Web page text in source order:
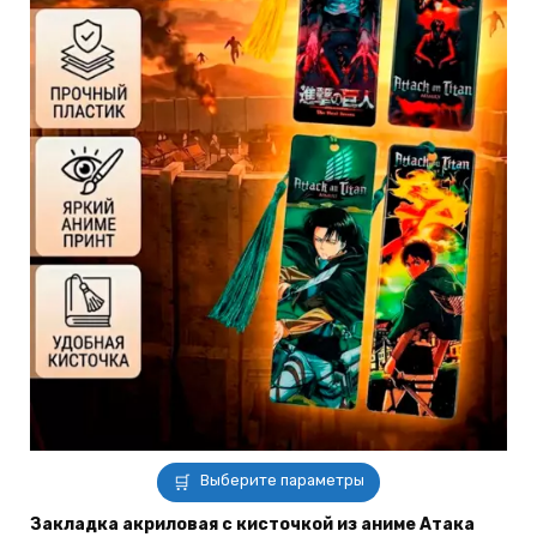
Выберите параметры
Этот
товар
имеет
Закладка акриловая с кисточкой из аниме Атака